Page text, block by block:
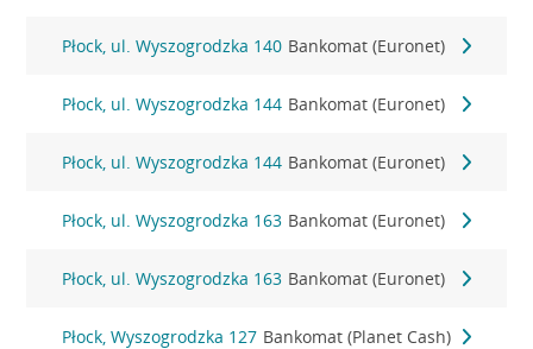
Płock, ul. Wyszogrodzka 140 Bankomat (Euronet)
Płock, ul. Wyszogrodzka 144 Bankomat (Euronet)
Płock, ul. Wyszogrodzka 144 Bankomat (Euronet)
Płock, ul. Wyszogrodzka 163 Bankomat (Euronet)
Płock, ul. Wyszogrodzka 163 Bankomat (Euronet)
Płock, Wyszogrodzka 127 Bankomat (Planet Cash)